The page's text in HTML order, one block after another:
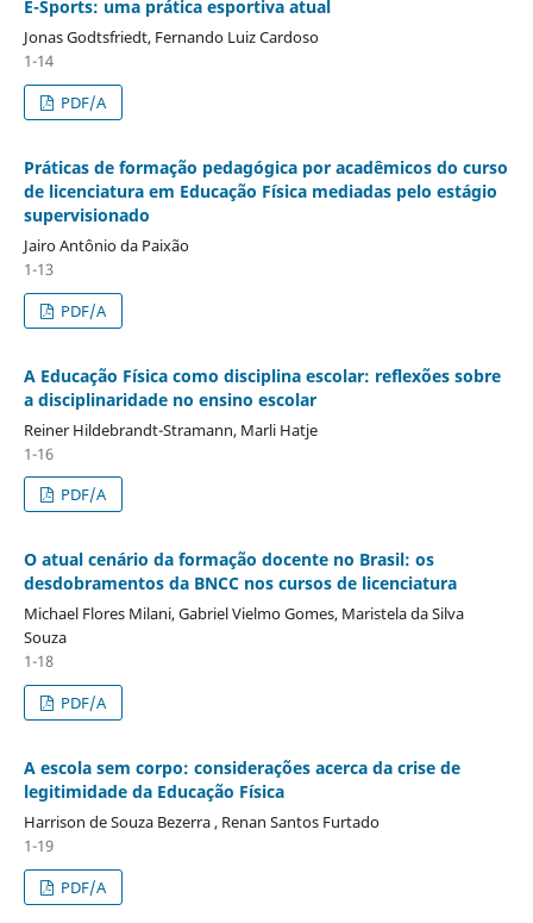
E-Sports: uma prática esportiva atual
Jonas Godtsfriedt, Fernando Luiz Cardoso
1-14
PDF/A
Práticas de formação pedagógica por acadêmicos do curso
de licenciatura em Educação Física mediadas pelo estágio
supervisionado
Jairo Antônio da Paixão
1-13
PDF/A
A Educação Física como disciplina escolar: reflexões sobre
a disciplinaridade no ensino escolar
Reiner Hildebrandt-Stramann, Marli Hatje
1-16
PDF/A
O atual cenário da formação docente no Brasil: os
desdobramentos da BNCC nos cursos de licenciatura
Michael Flores Milani, Gabriel Vielmo Gomes, Maristela da Silva
Souza
1-18
PDF/A
A escola sem corpo: considerações acerca da crise de
legitimidade da Educação Física
Harrison de Souza Bezerra , Renan Santos Furtado
1-19
PDF/A